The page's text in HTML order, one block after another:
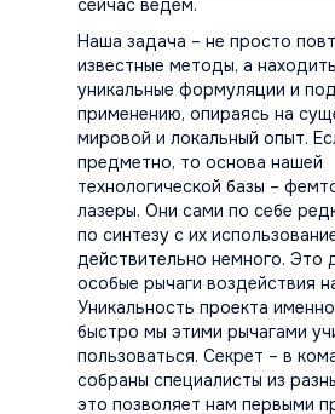
сейчас ведем.
Наша задача – не просто
известные методы, а
уникальные формуляции и
применению, опираясь на
мировой и локальный опыт.
предметно, то основа нашей
технологической базы –
лазеры. Они сами по себе
по синтезу с их
действительно немного. Это
особые рычаги воздействия
Уникальность проекта
быстро мы этими рычагами
пользоваться. Секрет – в
собраны специалисты из
это позволяет нам первыми